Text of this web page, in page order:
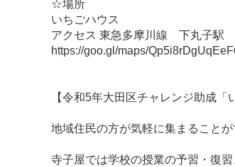
☆場所
いちごハウス
アクセス 東急多摩川線 下丸子駅
https://goo.gl/maps/
【令和5年大田区チャレンジ助成「
地域住民の方が気軽に集まること
寺子屋では学校の授業の予習・復